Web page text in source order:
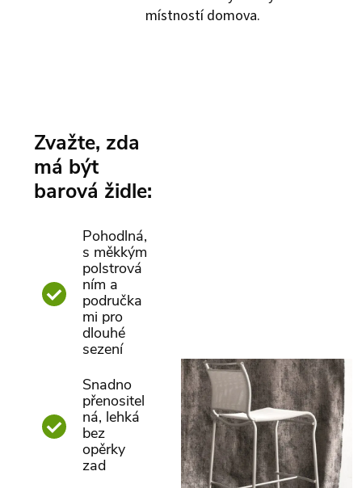
místností domova.
Zvažte, zda
má být
barová židle:
Pohodlná,
s měkkým
polstrová
ním a
područka
mi pro
dlouhé
sezení
Snadno
přenositel
ná, lehká
bez
opěrky
zad